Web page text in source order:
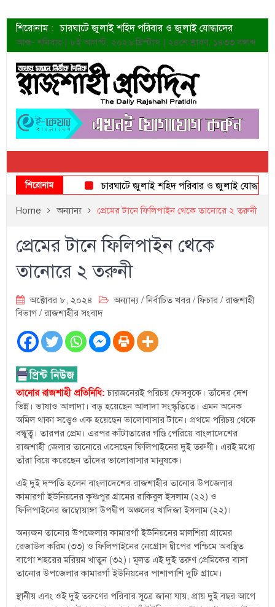
শিরোনাম : চারঘাটে জুলাই শহিদ পরিবার ও জুলাই যোদ্ধাদের
সংবর্ধনা
শহীদদের প্রত্যাশা এখনো পূরণ হয়নি: ডা. শফিকুর রহমান
ত্বক ভালো রাখতে যে ৫ কাজ করবেন
জুলাই স্মৃতি জাদুঘরের দুয়ার খুলেছে উদ্বোধন করলেন
প্রধানমন্ত্রী
শাহরুখের নতুন সিনেমার লুক
কোয়ার্টার ফাইনালে নেইমারের দুর্দান্ত অ্যাসিস্টে সান্তোস
ডেনিস লিয়ামিন রাশিয়ার ড্রোন বাহিনীর প্রধান হলেন
জুলাই শহিদদের আত্মত্যাগ জাতি চিরকাল শ্রদ্ধার সাথে
আজ- শনিবার | ৮ই আগস্ট, ২০২৬ খ্রিস্টাব্দ | ২৪শে শ্রাবণ, ১৪৩৩ বঙ্গাব্দ
শিরোনাম চারঘাটে জুলাই শহিদ পরিবার ও জুলাই যোদ্ধাদের
Home অন্যান্য প্রেমের টানে ফিলিপাইন থেকে তানোরে ২ তরুনী
প্রেমের টানে ফিলিপাইন থেকে
তানোরে ২ তরুনী
অক্টোবর ৮, ২০২৪ অন্যান্য /নির্বাচিত খবর /ফিচার /রাজশাহী
বিভাগ/রাজশাহীর সংবাদ
তানোর রাজশাহী প্রতিনিধি: চারজনেরই পরিচয় ফেসবুকে। তাঁদের দেশ
ভিন্ন। ভাষাও আলাদা। বড় হয়েছেন আলাদা সংস্কৃতিতে। এমন অনেক
অমিল থাকা সত্ত্বেও এক হয়েছেন ভালোবাসার টানে। প্রথমে পরিচয় থেকে
বন্ধুত্ব। তারপর প্রেম। এরপর কাঁটাতারের গণ্ডি পেরিয়ে বাংলাদেশের
রাজশাহী জেলার তানোরে এসেছেন ফিলিপাইনের দুই তরুণী। এরই মধ্যে
তাঁরা বিয়ে করেছেন তাঁদের ভালোবাসার মানুষকে।
এই দুই দম্পতি হলেন বাংলাদেশের রাজশাহীর তানোর উপজেলার
কামারগাঁ ইউনিয়নের কৃষ্ণপুর গ্রামের রাকিবুল ইসলাম (২২) ও
ফিলিপাইনের জাম্বোয়াঙ্গা উপদ্বীপ অঞ্চলের খাদিজা ইসলাম (২২)।
অন্যজন তানোর উপজেলার কামারগাঁ ইউনিয়নের মালশিরা গ্রামের
রেজাউল করিম (৩৩) ও ফিলিপাইনের নেগ্রোস দ্বীপের পশ্চিমে অবস্থিত
বাগো শহরের মরিয়ম খাতুন (৩২)। মূলত এই দুই তরুণ প্রেমিকের বাসা
তানোর উপজেলার কামারগাঁ ইউনিয়নের পাশাপাশি দুটি গ্রামে।
স্থানীয় এবং ওই দুই তরুণের পরিবার সূত্রে জানা যায়, প্রায় দুই বছর আগে